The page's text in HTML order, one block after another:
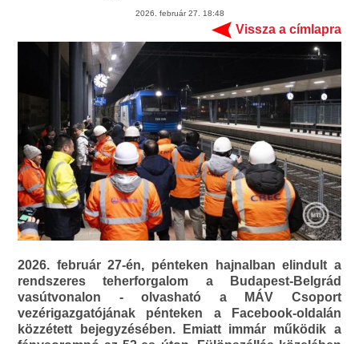
2026. február 27. 18:48
Vissza a címlapra
2026. február 27-én, pénteken hajnalban elindult a
rendszeres teherforgalom a Budapest-Belgrád
vasútvonalon - olvasható a MÁV Csoport
vezérigazgatójának pénteken a Facebook-oldalán
közzétett bejegyzésében. Emiatt immár működik a